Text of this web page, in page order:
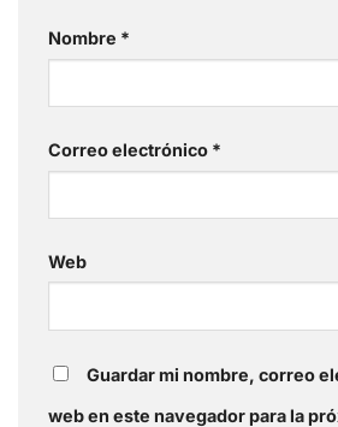
Nombre *
Correo electrónico *
Web
Guardar mi nombre, correo
web en este navegador para la